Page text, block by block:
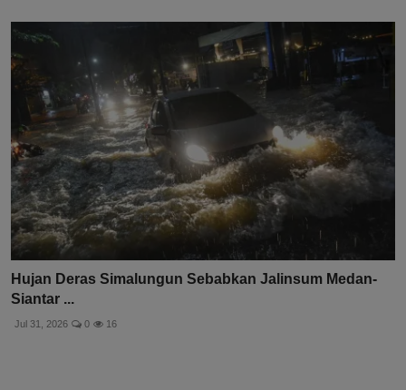
Hujan Deras Simalungun Sebabkan Jalinsum Medan-
Siantar ...
Jul 31, 2026 0 16